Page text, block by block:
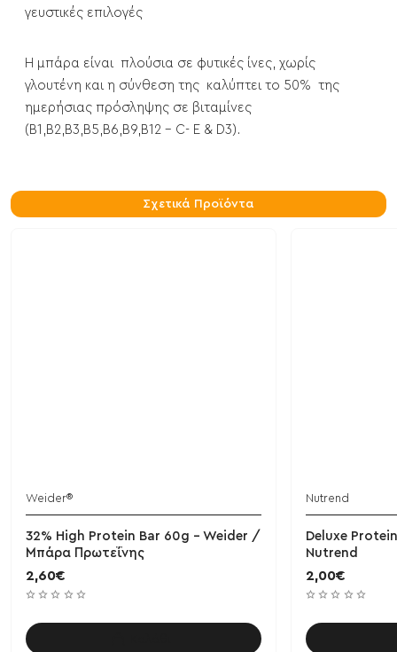
γευστικές επιλογές
Η μπάρα είναι πλούσια σε φυτικές ίνες, χωρίς
γλουτένη και η σύνθεση της καλύπτει το 50% της
ημερήσιας πρόσληψης σε βιταμίνες
(B1,B2,B3,B5,B6,B9,B12 - C- E & D3).
Σχετικά Προϊόντα
Weider®
32% High Protein Bar 60g - Weider /
Μπάρα Πρωτεΐνης
2,60€
Nutrend
Deluxe
Nutrend
2,00€